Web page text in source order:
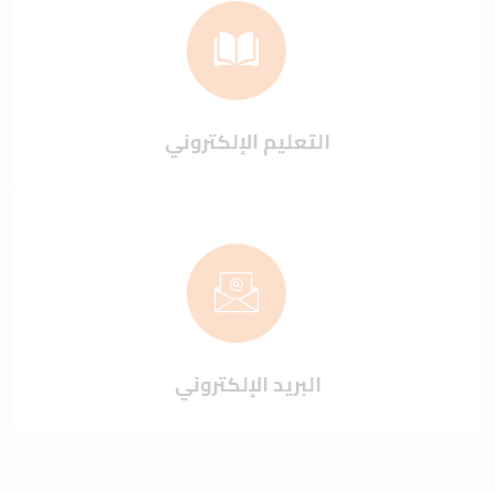
التعليم الإلكتروني
البريد الإلكتروني